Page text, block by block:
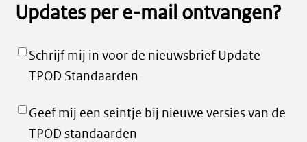
Updates per e-mail ontvangen?
Schrijf mij in voor de nieuwsbrief Update
TPOD Standaarden
Geef mij een seintje bij nieuwe versies van de
TPOD standaarden